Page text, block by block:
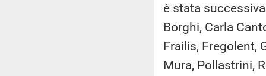
è stata
Borghi, Carla
Frailis, Fregolent,
Mura, Pollastrini,